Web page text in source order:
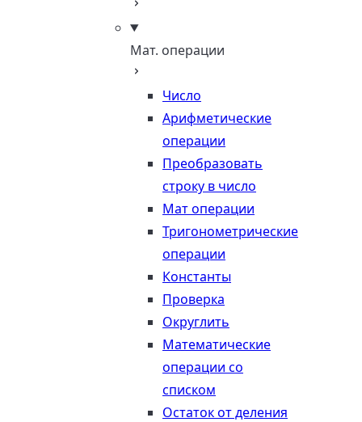
Мат. операции
Число
Арифметические
операции
Преобразовать
строку в число
Мат операции
Тригонометрические
операции
Константы
Проверка
Округлить
Математические
операции со
списком
Остаток от деления